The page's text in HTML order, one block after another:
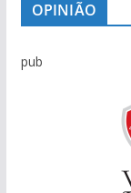
OPINIÃO
pub